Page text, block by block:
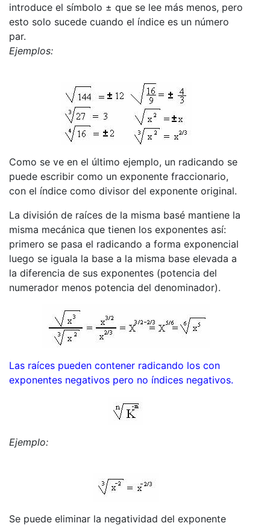
introduce el símbolo ± que se lee más menos, pero
esto solo sucede cuando el índice es un número
par.
Ejemplos:
Como se ve en el último ejemplo, un radicando se
puede escribir como un exponente fraccionario,
con el índice como divisor del exponente original.
La división de raíces de la misma basé mantiene la
misma mecánica que tienen los exponentes así:
primero se pasa el radicando a forma exponencial
luego se iguala la base a la misma base elevada a
la diferencia de sus exponentes (potencia del
numerador menos potencia del denominador).
Las raíces pueden contener radicando los con
exponentes negativos pero no índices negativos.
Ejemplo:
Se puede eliminar la negatividad del exponente